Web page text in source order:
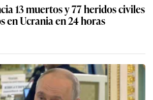
13 muertos y 77 heridos civiles
en Ucrania en 24 horas